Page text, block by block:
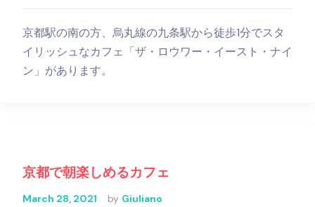
京都駅の南の方、烏丸線の九条駅から徒歩1分でスタ
イリッシュなカフェ「ザ・ロウワー・イースト・ナイ
ン」があります。
京都で朝楽しめるカフェ
March 28, 2021 by Giuliano